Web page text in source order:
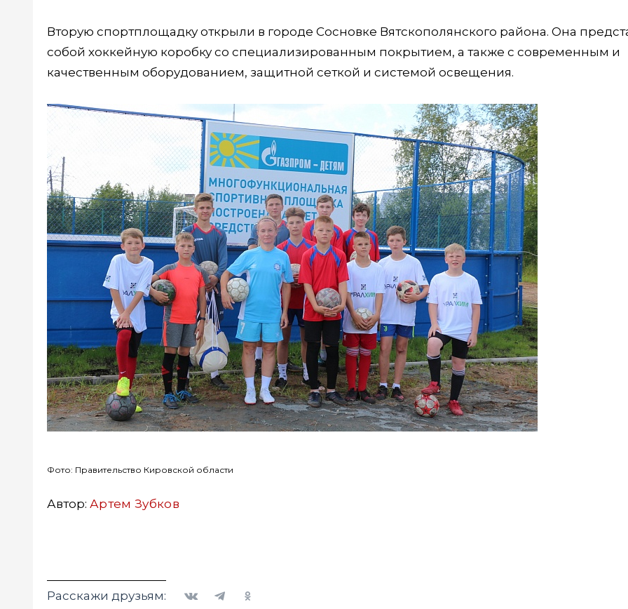
Вторую спортплощадку открыли в городе Сосновке Вятскополянского района. Она
собой хоккейную коробку со специализированным покрытием, а также с современным и
качественным оборудованием, защитной сеткой и системой освещения.
Фото: Правительство Кировской области
Автор: Артем Зубков
Расскажи друзьям: